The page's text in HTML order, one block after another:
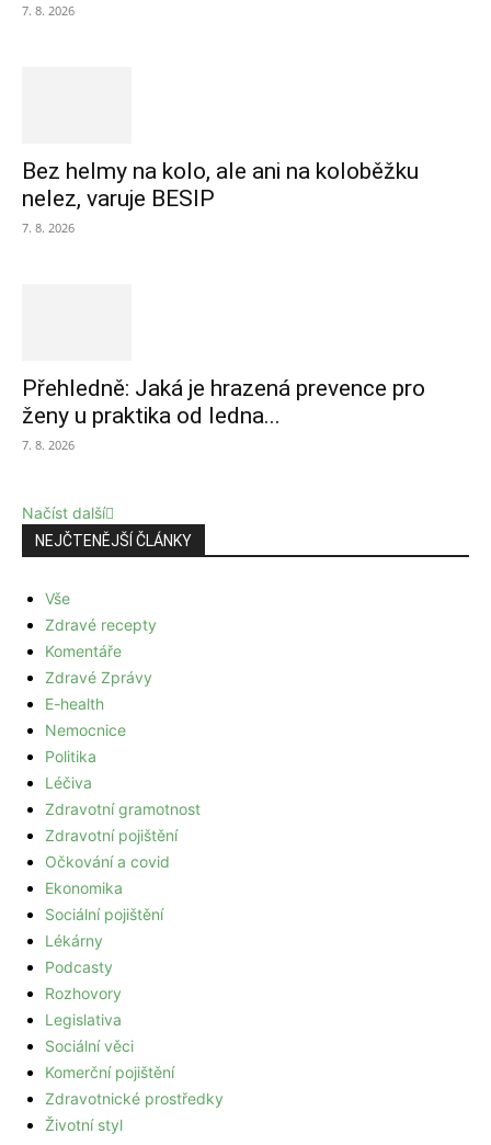
7. 8. 2026
Bez helmy na kolo, ale ani na koloběžku
nelez, varuje BESIP
7. 8. 2026
Přehledně: Jaká je hrazená prevence pro
ženy u praktika od ledna...
7. 8. 2026
Načíst další
NEJČTENĚJŠÍ ČLÁNKY
Vše
Zdravé recepty
Komentáře
Zdravé Zprávy
E-health
Nemocnice
Politika
Léčiva
Zdravotní gramotnost
Zdravotní pojištění
Očkování a covid
Ekonomika
Sociální pojištění
Lékárny
Podcasty
Rozhovory
Legislativa
Sociální věci
Komerční pojištění
Zdravotnické prostředky
Životní styl